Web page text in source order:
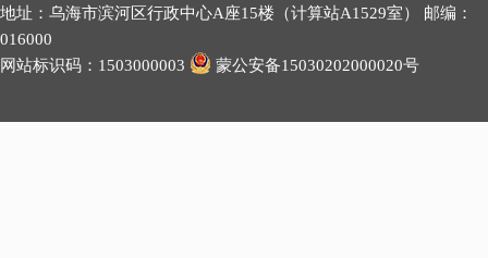
地址：乌海市滨河区行政中心A座15楼（计算站A1529室） 邮编：
016000
网站标识码：1503000003
蒙公安备15030202000020号